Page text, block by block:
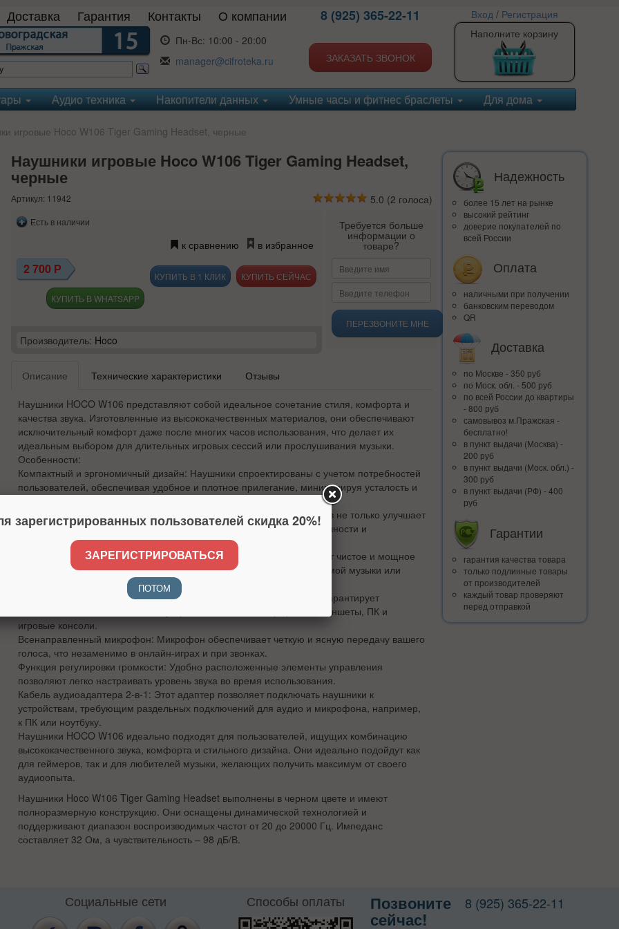
Доставка Гарантия Контакты О компании
Пн-Вс: 10:00 - 20:00
manager@cifroteka.ru
8 (925) 365-22-11
ЗАКАЗАТЬ ЗВОНОК
Вход/ Регистрация
Наполните корзину
Аудио техника Накопители данных Умные часы и фитнес браслеты Для дома
игровые Hoco W106 Tiger Gaming Headset, черные
Наушники игровые Hoco W106 Tiger Gaming Headset,
черные
Артикул: 11942 5.0 (2 голоса)
Есть в наличии
к сравнению в избранное
2 700 Р
КУПИТЬ В 1 КЛИК
КУПИТЬ В WHATSAPP
Производитель: Hoco
Требуется больше
информации о
товаре?
ПЕРЕЗВОНИТЕ МНЕ
Описание Технические характеристики Отзывы
Наушники HOCO W106 представляют собой идеальное сочетание стиля, комфорта и
качества звука. Изготовленные из высококачественных материалов, они обеспечивают
исключительный комфорт даже после многих часов использования, что делает их
идеальным выбором для длительных игровых сессий или прослушивания музыки.
Особенности:
Компактный и эргономичный дизайн: Наушники спроектированы с учетом потребностей
пользователей, обеспечивая удобное и плотное прилегание, минимизируя усталость и
Качественные материалы: Использование премиальных материалов не только улучшает
внешний вид и ощущение наушников, но и способствует их долговечности и
устойчивости к ежедневному износу.
Высокое качество звука: 50-миллиметровые динамики обеспечивают чистое и мощное
звучание, позволяя вам наслаждаться каждой деталью вашей любимой музыки или
Подключение через разъем 3,5 мм: Универсальный аудио разъем гарантирует
совместимость с большинством устройств, включая смартфоны, планшеты, ПК и
игровые консоли.
Всенаправленный микрофон: Микрофон обеспечивает четкую и ясную передачу вашего
голоса, что незаменимо в онлайн-играх и при звонках.
Функция регулировки громкости: Удобно расположенные элементы управления
позволяют легко настраивать уровень звука во время использования.
Кабель аудиоадаптера 2-в-1: Этот адаптер позволяет подключать наушники к
устройствам, требующим раздельных подключений для аудио и микрофона, например,
к ПК или ноутбуку.
Наушники HOCO W106 идеально подходят для пользователей, ищущих комбинацию
высококачественного звука, комфорта и стильного дизайна. Они идеально подойдут как
для геймеров, так и для любителей музыки, желающих получить максимум от своего
аудиоопыта.
Наушники Hoco W106 Tiger Gaming Headset выполнены в черном цвете и имеют
полноразмерную конструкцию. Они оснащены динамической технологией и
поддерживают диапазон воспроизводимых частот от 20 до 20000 Гц. Импеданс
составляет 32 Ом, а чувствительность – 98 дБ/В.
Надежность
более 15 лет на рынке
высокий рейтинг
доверие покупателей по
всей России
Оплата
наличными при получении
банковским переводом
QR
Доставка
по Москве - 350 руб
по Моск. обл. - 500 руб
по всей Росcии до квартиры
- 800 руб
самовывоз м.Пражская -
бесплатно!
в пункт выдачи (Москва) -
200 руб
в пункт выдачи (Моск. обл.) -
300 руб
в пункт выдачи (РФ) - 400
руб
Гарантии
гарантия качества товара
только подлинные товары
от производителей
каждый товар проверяют
перед отправкой
Социальные сети Способы оплаты Позвоните
сейчас!
8 (925) 365-22-11
зарегистрированных пользователей скидка 20%!
ЗАРЕГИСТРИРОВАТЬСЯ
ПОТОМ